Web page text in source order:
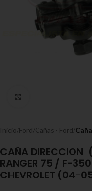
Inicio Ford Cañas - Ford
CAÑA DIRECCION
RANGER 75 / F-
CHEVROLET (04-